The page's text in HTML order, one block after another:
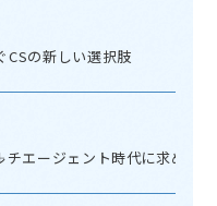
CSの新しい選択肢
チエージェント時代に求めら